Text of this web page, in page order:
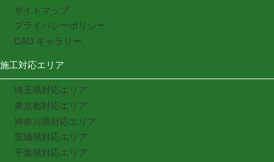
サイトマップ
プライバシーポリシー
CAD ギャラリー
施工対応エリア
埼玉県対応エリア
東京都対応エリア
神奈川県対応エリア
茨城県対応エリア
千葉県対応エリア